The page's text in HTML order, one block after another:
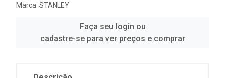
Marca: STANLEY
Faça seu login ou
cadastre-se para ver preços e comprar